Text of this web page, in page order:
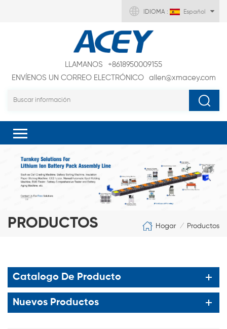
IDIOMA : Español
LLAMANOS
+8618950009155
ENVÍENOS UN CORREO ELECTRÓNICO
allen@xmacey.com
PRODUCTOS Hogar / Productos
Catalogo De Producto
Nuevos Productos